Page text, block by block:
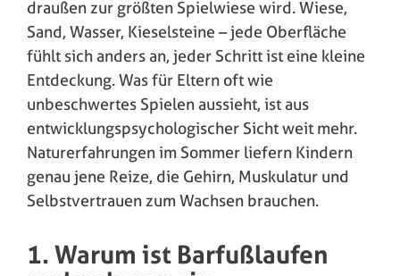
draußen zur größten Spielwiese wird. Wiese,
Sand, Wasser, Kieselsteine – jede Oberfläche
fühlt sich anders an, jeder Schritt ist eine kleine
Entdeckung. Was für Eltern oft wie
unbeschwertes Spielen aussieht, ist aus
entwicklungspsychologischer Sicht weit mehr.
Naturerfahrungen im Sommer liefern Kindern
genau jene Reize, die Gehirn, Muskulatur und
Selbstvertrauen zum Wachsen brauchen.
1. Warum ist Barfußlaufen